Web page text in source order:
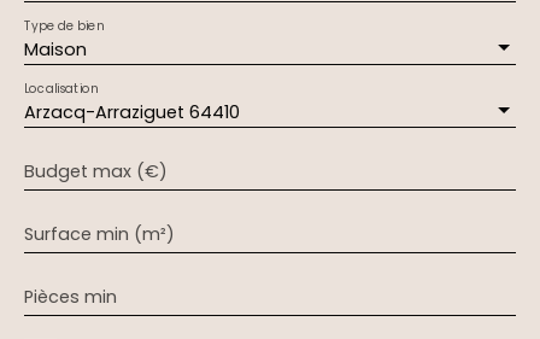
Maison
Type de bien
Arzacq-Arraziguet 64410
Localisation
Budget max (€)
Surface min (m²)
Pièces min